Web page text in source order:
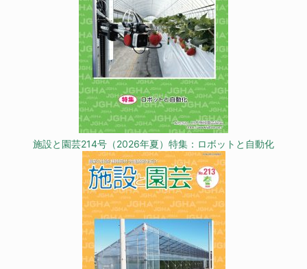
施設と園芸214号（2026年夏）特集：ロボットと自動化